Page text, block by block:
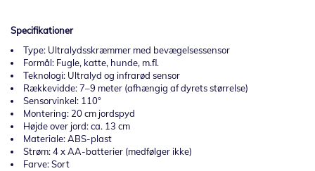
Specifikationer
Type: Ultralydsskræmmer med bevægelsessensor
Formål: Fugle, katte, hunde, m.fl.
Teknologi: Ultralyd og infrarød sensor
Rækkevidde: 7–9 meter (afhængig af dyrets størrelse)
Sensorvinkel: 110°
Montering: 20 cm jordspyd
Højde over jord: ca. 13 cm
Materiale: ABS-plast
Strøm: 4 x AA-batterier (medfølger ikke)
Farve: Sort